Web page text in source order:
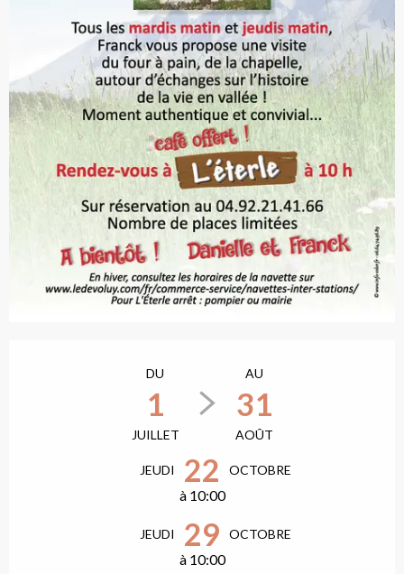
Ouverture et
DU
1
JUILLET
AU
31
AOÛT
JEUDI 22 OCTOBRE
à 10:00
JEUDI 29 OCTOBRE
à 10:00